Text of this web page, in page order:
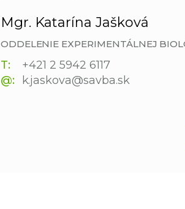
Mgr. Katarína Jašková
ODDELENIE EXPERIMENTÁLNEJ
T:
+421 2 5942 6117
@:
k.jaskova@savba.sk